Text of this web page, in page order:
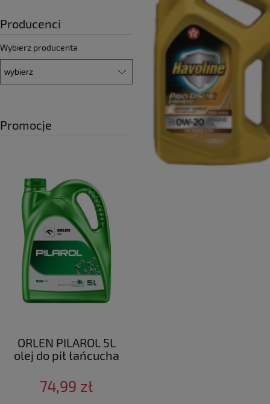
Producenci
Wybierz producenta
Promocje
ORLEN PILAROL 5L
olej do pił łańcucha
74,99 zł